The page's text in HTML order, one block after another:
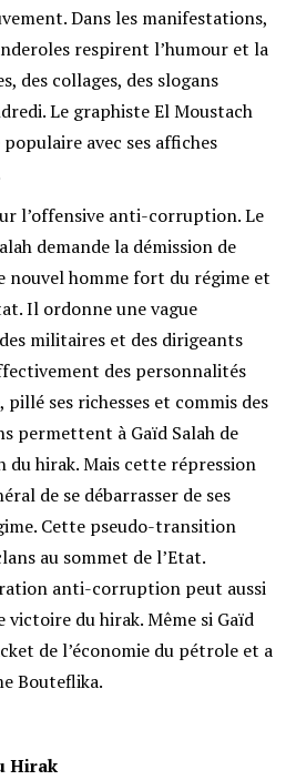
Dans les manifestations,
respirent l’humour et la
des collages, des slogans
Le graphiste El Moustach
avec ses affiches
l’offensive anti-corruption. Le
demande la démission de
nouvel homme fort du régime et
Il ordonne une vague
militaires et des dirigeants
des personnalités
ses richesses et commis des
permettent à Gaïd Salah de
du hirak. Mais cette répression
de se débarrasser de ses
Cette pseudo-transition
au sommet de l’Etat.
anti-corruption peut aussi
du hirak. Même si Gaïd
de l’économie du pétrole et a
Bouteflika.
Hirak